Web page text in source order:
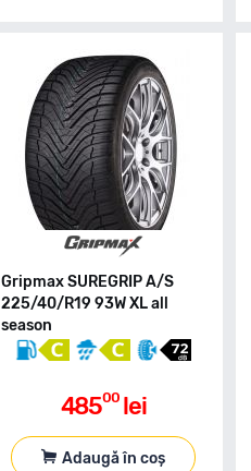
Gripmax SUREGRIP A/S
225/40/R19 93W XL all
season
48500 lei
Adaugă în coș